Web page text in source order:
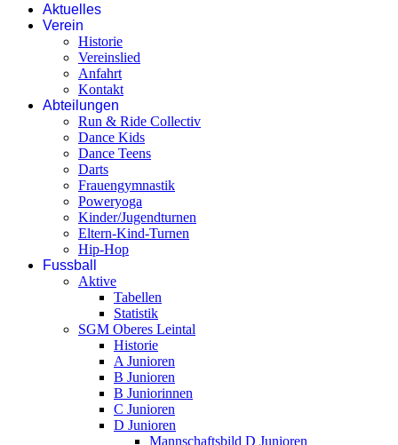
Aktuelles
Verein
Historie
Vereinslied
Anfahrt
Kontakt
Abteilungen
Run & Ride Collectiv
Dance Kids
Dance Teens
Darts
Frauengymnastik
Poweryoga
Kinder/Jugendturnen
Eltern-Kind-Turnen
Hip-Hop
Fussball
Aktive
Tabellen
Statistik
SGM Oberes Leintal
Historie
A Junioren
B Junioren
B Juniorinnen
C Junioren
D Junioren
Mannschaftsbild D Junioren